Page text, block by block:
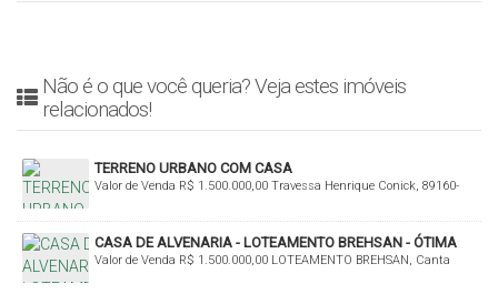
Não é o que você queria? Veja estes imóveis
relacionados!
TERRENO URBANO COM CASA
R$ 1.500.000,00
Valor de Venda
Travessa Henrique Conick, 89160-
CASA DE ALVENARIA - LOTEAMENTO BREHSAN - ÓTIMA
LOCALIZAÇÃO!!!
R$ 1.500.000,00
Valor de Venda
LOTEAMENTO BREHSAN, Canta